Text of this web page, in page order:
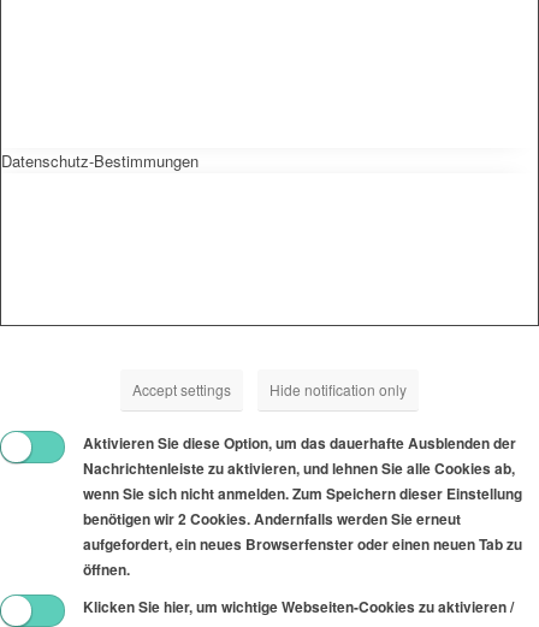
Datenschutz-Bestimmungen
Accept settings Hide notification only
Aktivieren Sie diese Option, um das dauerhafte Ausblenden der
Nachrichtenleiste zu aktivieren, und lehnen Sie alle Cookies ab,
wenn Sie sich nicht anmelden. Zum Speichern dieser Einstellung
benötigen wir 2 Cookies. Andernfalls werden Sie erneut
aufgefordert, ein neues Browserfenster oder einen neuen Tab zu
öffnen.
Klicken Sie hier, um wichtige Webseiten-Cookies zu aktivieren /